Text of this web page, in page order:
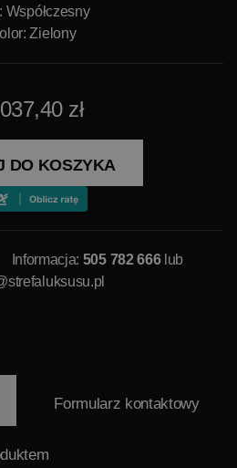
Współczesny
Zielony
zł
DO KOSZYKA
Informacja: 505 782 666lub
Formularz kontaktowy